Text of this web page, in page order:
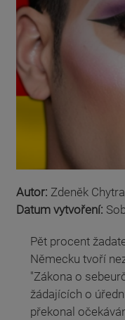
Autor: Zdeněk Chytra
Datum vytvoření:
Pět procent
Německu tvoří
"Zákona o
žádajících o
překonal